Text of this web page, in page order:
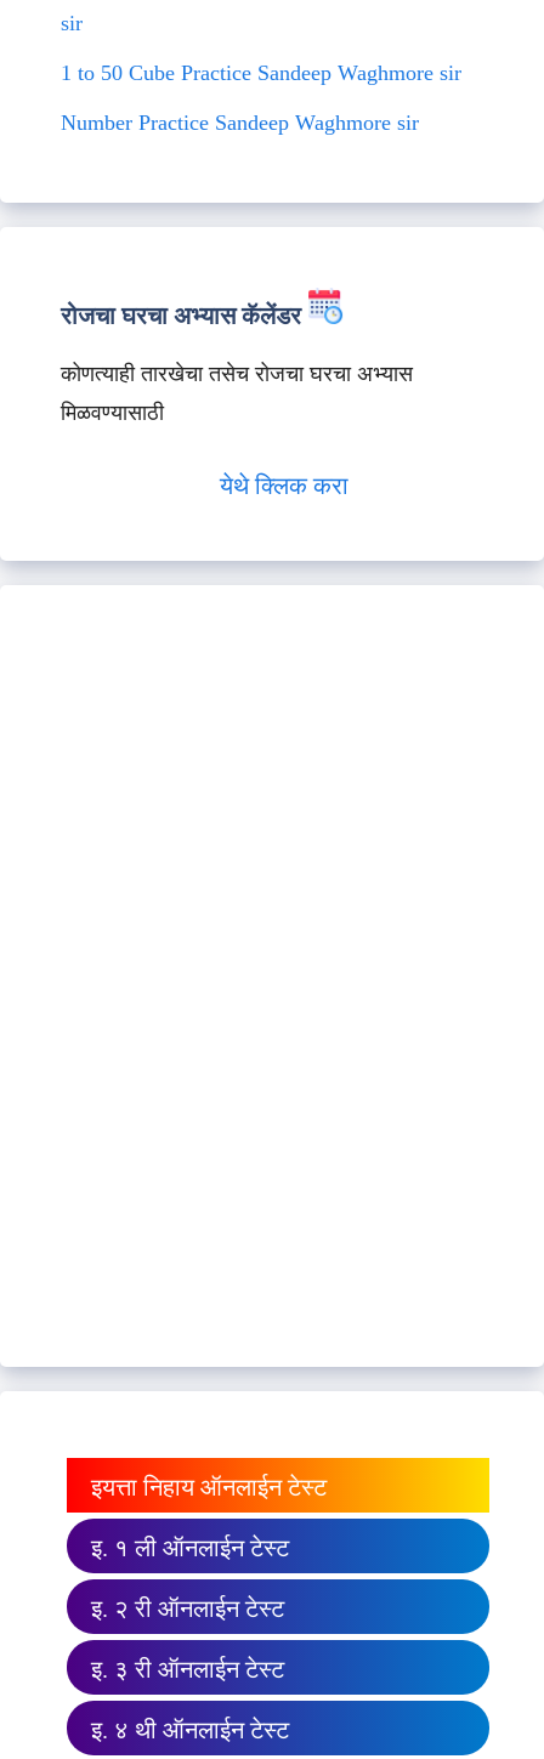
sir
1 to 50 Cube Practice Sandeep Waghmore sir
Number Practice Sandeep Waghmore sir
रोजचा घरचा अभ्यास कॅलेंडर
कोणत्याही तारखेचा तसेच रोजचा घरचा अभ्यास
मिळवण्यासाठी
येथे क्लिक करा
इयत्ता निहाय ऑनलाईन टेस्ट
इ. १ ली ऑनलाईन टेस्ट
इ. २ री ऑनलाईन टेस्ट
इ. ३ री ऑनलाईन टेस्ट
इ. ४ थी ऑनलाईन टेस्ट